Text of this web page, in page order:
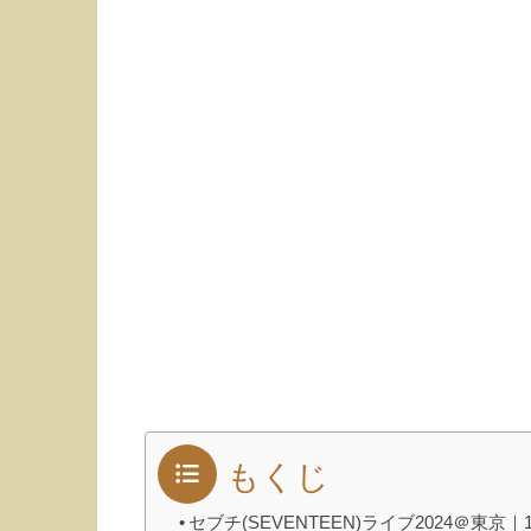
もくじ
セブチ(SEVENTEEN)ライブ2024＠東京｜